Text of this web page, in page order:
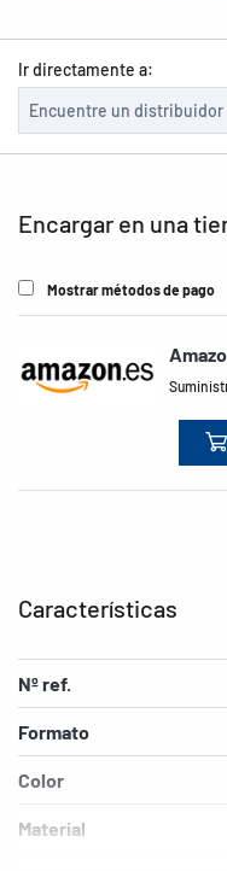
Ir directamente a:
Encargar en una
Mostrar métodos de pago
Características
Nº ref.
Formato
Color
Material